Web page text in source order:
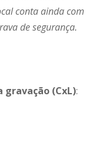
conta ainda com
de segurança.
gravação(CxL):